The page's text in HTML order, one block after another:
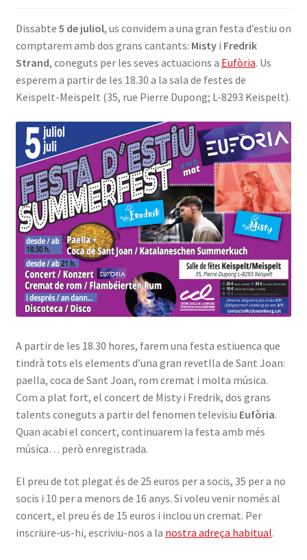
INICIA SESSIÓ
Dissabte 5 de juliol, us convidem a una gran festa d’estiu on
comptarem amb dos grans cantants: Mistyi Fredrik
Strand, coneguts per les seves actuacions a Eufòria. Us
esperem a partir de les 18.30 a la sala de festes de
Keispelt-Meispelt (35, rue Pierre Dupong; L-8293 Keispelt).
A partir de les 18.30 hores, farem una festa estiuenca que
tindrà tots els elements d’una gran revetlla de Sant Joan:
paella, coca de Sant Joan, rom cremat i molta música.
Com a plat fort, el concert de Misty i Fredrik, dos grans
talents coneguts a partir del fenomen televisiu Eufòria.
Quan acabi el concert, continuarem la festa amb més
música… però enregistrada.
El preu de tot plegat és de 25 euros per a socis, 35 per a no
socis i 10 per a menors de 16 anys. Si voleu venir només al
concert, el preu és de 15 euros i inclou un cremat. Per
inscriure-us-hi, escriviu-nos a la nostra adreça habitual.